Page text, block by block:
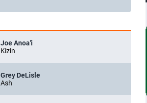
Joe Anoa'i
Kizin
Grey DeLisle
Ash